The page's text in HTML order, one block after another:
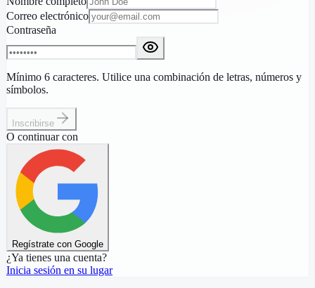
Correo electrónico
Contraseña
Mínimo 6 caracteres. Utilice una combinación de letras, números y
símbolos.
Inscribirse
O continuar con
Regístrate con Google
¿Ya tienes una cuenta?
Inicia sesión en su lugar